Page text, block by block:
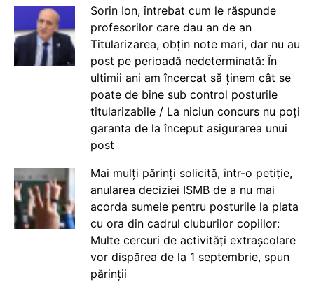
Sorin Ion, întrebat cum le răspunde
profesorilor care dau an de an
Titularizarea, obțin note mari, dar nu au
post pe perioadă nedeterminată: În
ultimii ani am încercat să ținem cât se
poate de bine sub control posturile
titularizabile / La niciun concurs nu poți
garanta de la început asigurarea unui
post
Mai mulți părinți solicită, într-o petiție,
anularea deciziei ISMB de a nu mai
acorda sumele pentru posturile la plata
cu ora din cadrul cluburilor copiilor:
Multe cercuri de activități extrașcolare
vor dispărea de la 1 septembrie, spun
părinții